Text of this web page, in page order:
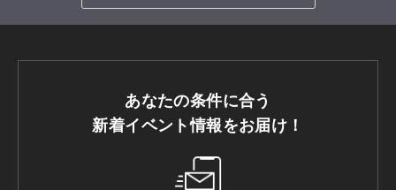
あなたの条件に合う
新着イベント情報をお届け！